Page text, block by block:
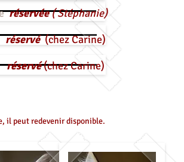
réservée( Stéphanie)
réservé(chez Carine)
réservé(chez Carine)
il peut redevenir disponible.